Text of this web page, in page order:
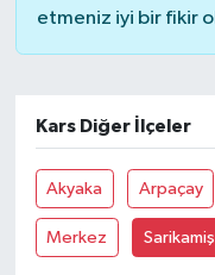
etmeniz iyi bir fikir
Kars Diğer İlçeler
Akyaka Arpaçay
Merkez Sarikamiş